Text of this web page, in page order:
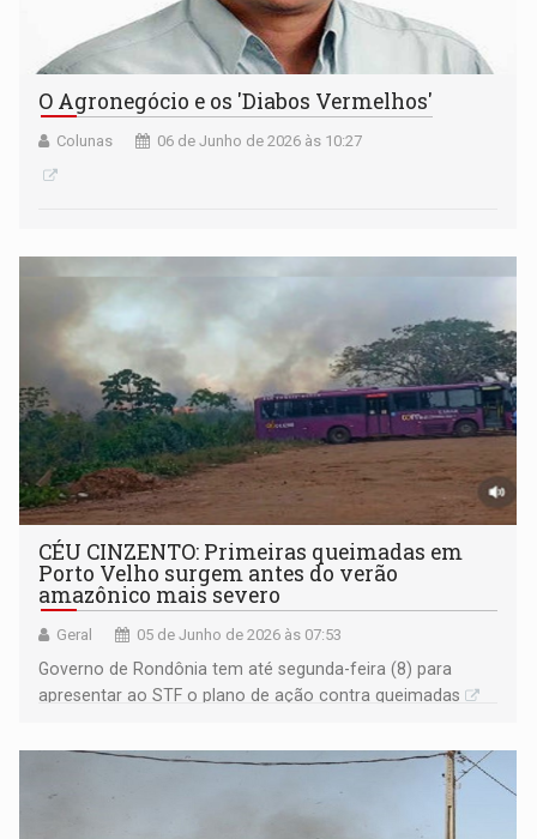
O Agronegócio e os 'Diabos Vermelhos'
Colunas 06 de Junho de 2026 às 10:27
CÉU CINZENTO: Primeiras queimadas em
Porto Velho surgem antes do verão
amazônico mais severo
Geral 05 de Junho de 2026 às 07:53
Governo de Rondônia tem até segunda-feira (8) para
apresentar ao STF o plano de ação contra queimadas